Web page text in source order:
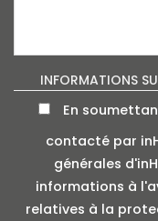
INFORMATIONS
En
contacté par
générales
informations à
relatives à la